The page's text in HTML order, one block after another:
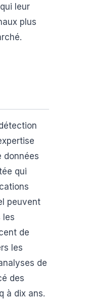
leur
plus
données
qui
peuvent
les
de
les
de
des
à dix ans.